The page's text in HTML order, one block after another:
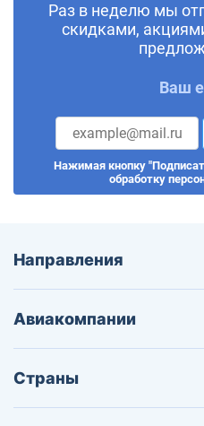
Раз в неделю мы
скидками,
Ваш
Нажимая кнопку
обработку
Направления
Авиакомпании
Страны